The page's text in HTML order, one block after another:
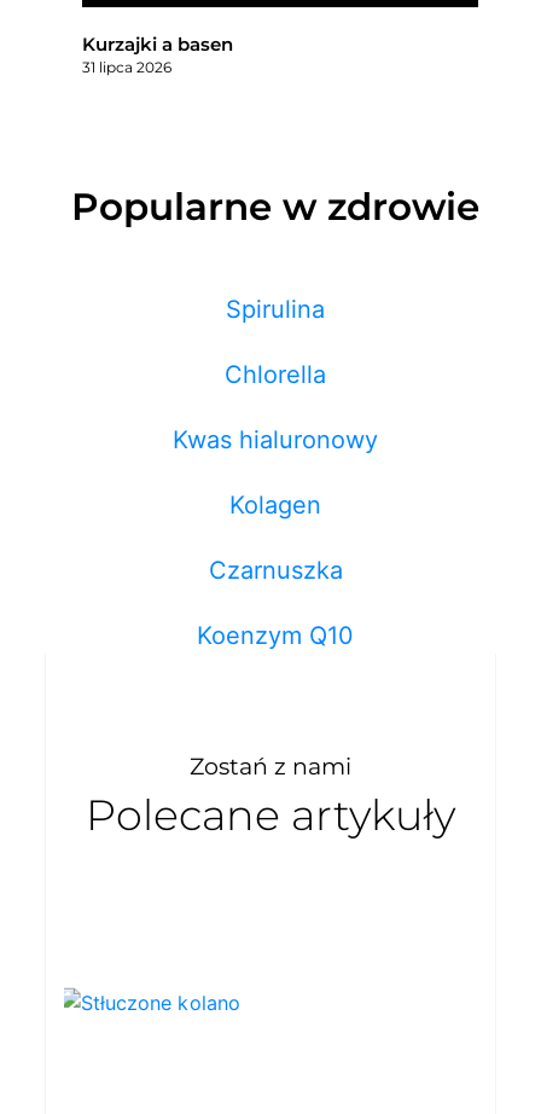
Kurzajki a basen
31 lipca 2026
Popularne w zdrowie
Spirulina
Chlorella
Kwas hialuronowy
Kolagen
Czarnuszka
Koenzym Q10
Zostań z nami
Polecane artykuły